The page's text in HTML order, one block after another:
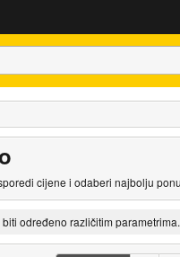
cijene i odaberi najbolju
određeno različitim parametrima.